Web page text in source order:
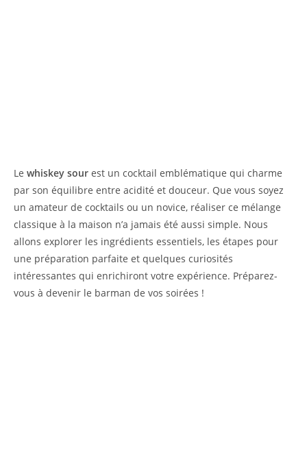
Le whiskey sour est un cocktail emblématique qui charme
par son équilibre entre acidité et douceur. Que vous soyez
un amateur de cocktails ou un novice, réaliser ce mélange
classique à la maison n’a jamais été aussi simple. Nous
allons explorer les ingrédients essentiels, les étapes pour
une préparation parfaite et quelques curiosités
intéressantes qui enrichiront votre expérience. Préparez-
vous à devenir le barman de vos soirées !